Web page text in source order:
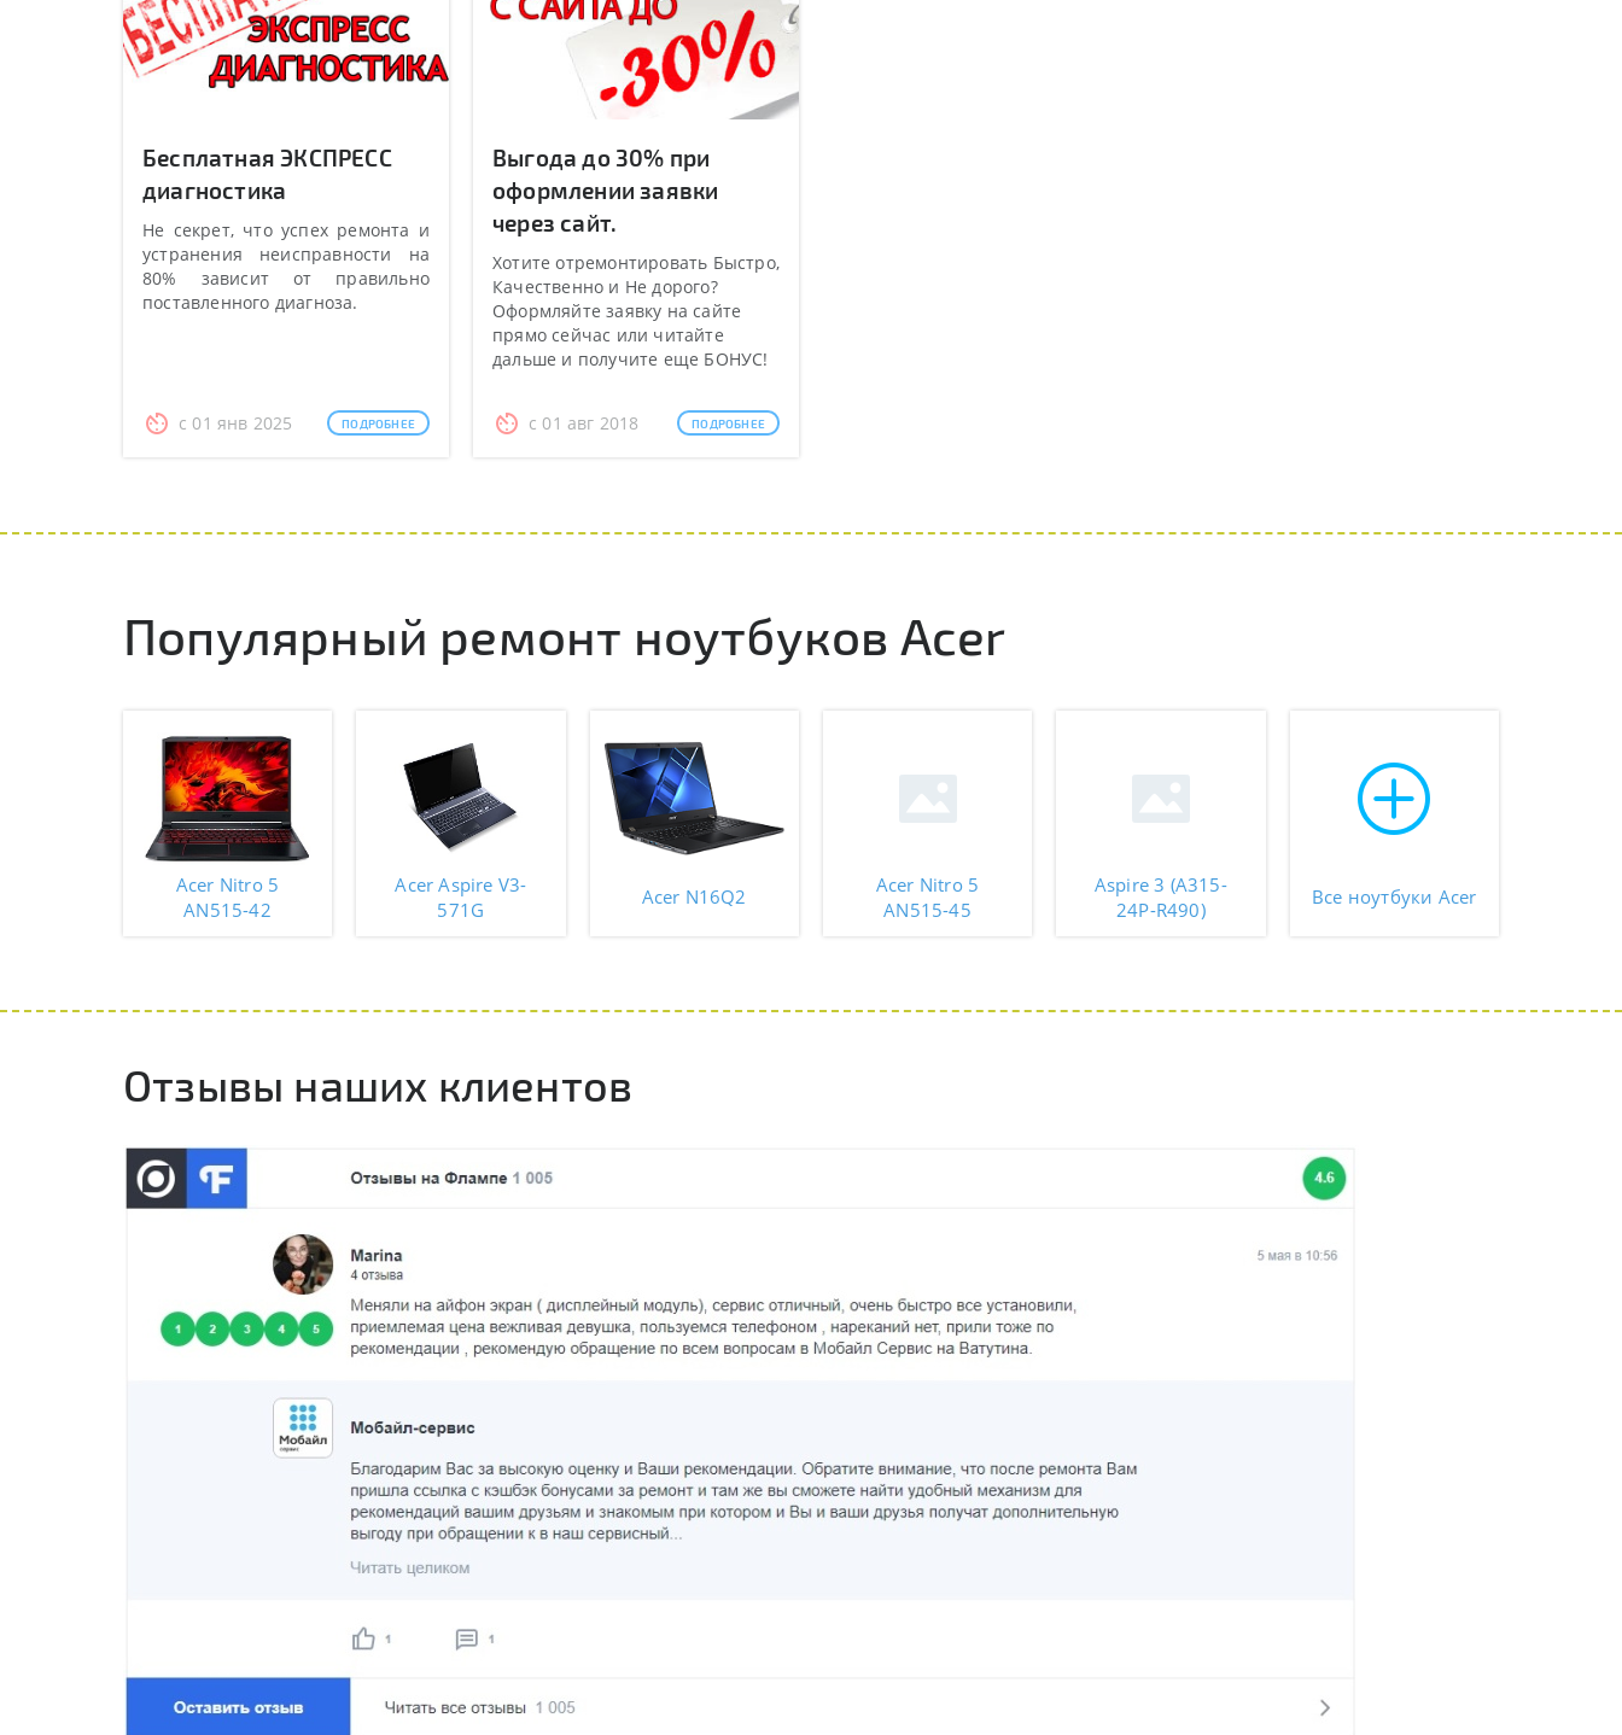
Бесплатная ЭКСПРЕСС
диагностика
Не секрет, что успех ремонта и
устранения неисправности на
80% зависит от правильно
поставленного диагноза.
с 01 янв 2025 ПОДРОБНЕЕ
Выгода до 30% при
оформлении заявки
через сайт.
Хотите отремонтировать Быстро,
Качественно и Не дорого?
Оформляйте заявку на сайте
прямо сейчас или читайте
дальше и получите еще БОНУС!
с 01 авг 2018 ПОДРОБНЕЕ
Популярный ремонт ноутбуков Acer
Acer Nitro 5
AN515-42
Acer Aspire V3-
571G
Acer N16Q2
Acer Nitro 5
AN515-45
Aspire 3 (A315-
24P-R490)
Все ноутбуки Acer
Отзывы наших клиентов